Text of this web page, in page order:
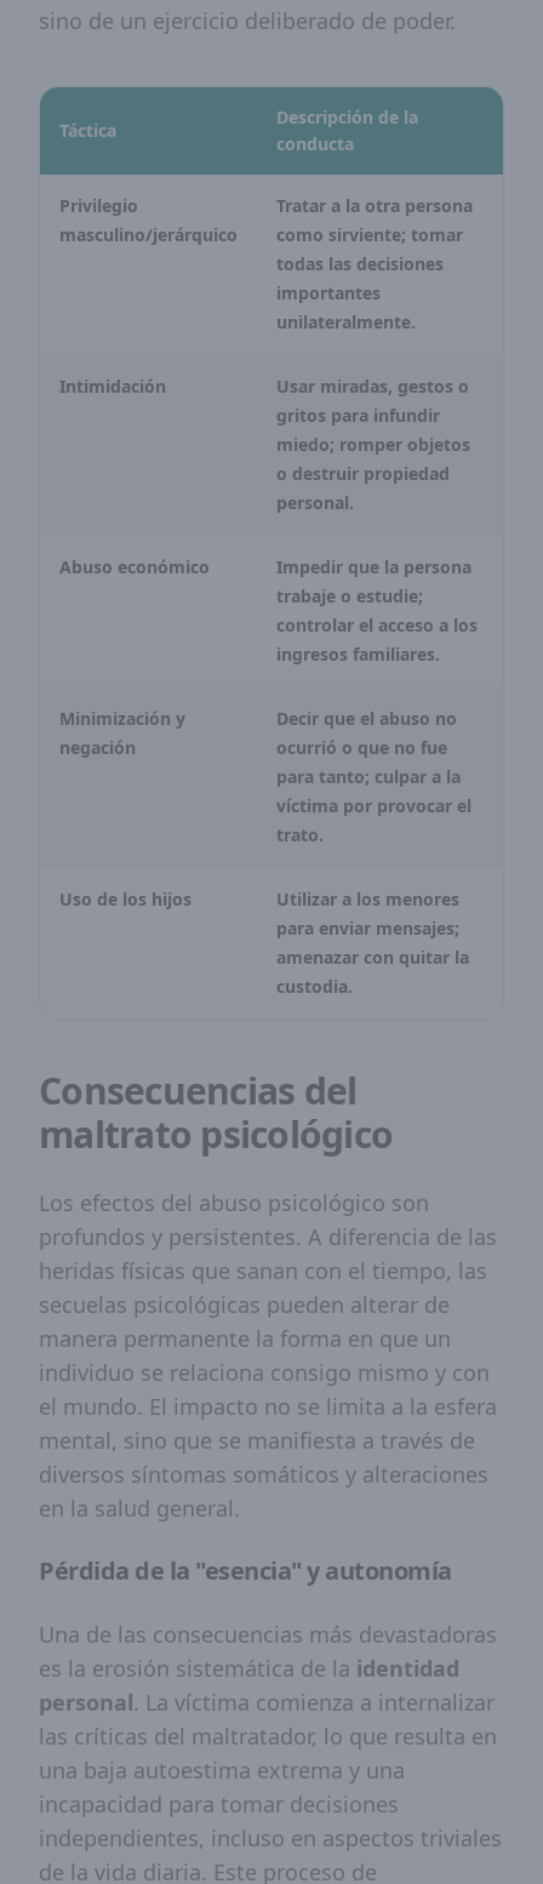
sino de un ejercicio deliberado de poder.
Táctica
Descripción de la
conducta
Privilegio
masculino/jerárquico
Tratar a la otra persona
como sirviente; tomar
todas las decisiones
importantes
unilateralmente.
Intimidación
Usar miradas, gestos o
gritos para infundir
miedo; romper objetos
o destruir propiedad
personal.
Abuso económico
Impedir que la persona
trabaje o estudie;
controlar el acceso a los
ingresos familiares.
Minimización y
negación
Decir que el abuso no
ocurrió o que no fue
para tanto; culpar a la
víctima por provocar el
trato.
Uso de los hijos
Utilizar a los menores
para enviar mensajes;
amenazar con quitar la
custodia.
Consecuencias del
maltrato psicológico
Los efectos del abuso psicológico son
profundos y persistentes. A diferencia de las
heridas físicas que sanan con el tiempo, las
secuelas psicológicas pueden alterar de
manera permanente la forma en que un
individuo se relaciona consigo mismo y con
el mundo. El impacto no se limita a la esfera
mental, sino que se manifiesta a través de
diversos síntomas somáticos y alteraciones
en la salud general.
Pérdida de la "esencia" y autonomía
Una de las consecuencias más devastadoras
es la erosión sistemática de la identidad
personal. La víctima comienza a internalizar
las críticas del maltratador, lo que resulta en
una baja autoestima extrema y una
incapacidad para tomar decisiones
independientes, incluso en aspectos triviales
de la vida diaria. Este proceso de